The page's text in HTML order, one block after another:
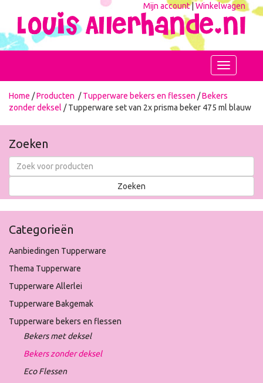
Mijn account|Winkelwagen
Toggle
navigation
Home /Producten /Tupperware bekers en flessen /Bekers
zonder deksel / Tupperware set van 2x prisma beker 475 ml blauw
Zoeken
Categorieën
Aanbiedingen Tupperware
Thema Tupperware
Tupperware Allerlei
Tupperware Bakgemak
Tupperware bekers en flessen
Bekers met deksel
Bekers zonder deksel
Eco Flessen